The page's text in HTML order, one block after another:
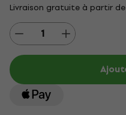
Livraison gratuite à partir de